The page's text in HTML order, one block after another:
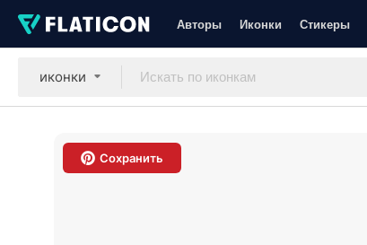
Авторы Иконки Стикеры
иконки
Сохранить